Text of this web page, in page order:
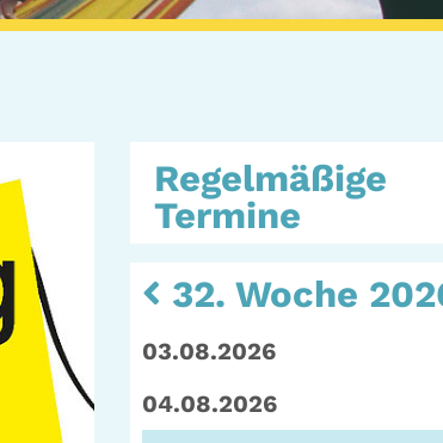
Gefährliche Orte
Stadtteilarbeit
Medienzentrum
Stadtteiltheater
Küchenkonzerte
Hein-Köllisch-
Fax: (040)
Regelmäßige
Termine
32. Woche
03.08.2026
04.08.2026